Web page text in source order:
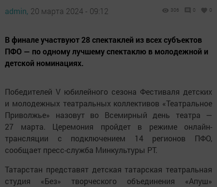
admin, 20 марта 2024 - 09:12 306 0 0
В финале участвуют 28 спектаклей из всех субъектов
ПФО — по одному лучшему спектаклю в молодежной и
детской номинациях.
Победителей V юбилейного сезона Фестиваля детских
и молодежных театральных коллективов «Театральное
Приволжье» назовут во Всемирный день театра —
27 марта. Церемония пройдет в режиме онлайн-
трансляции с подключением 14 регионов ПФО,
сообщает пресс-служба Минкультуры РТ.
Татарстан представят детская татарская театральная
студия «Без» творческого объединения «Апуш»